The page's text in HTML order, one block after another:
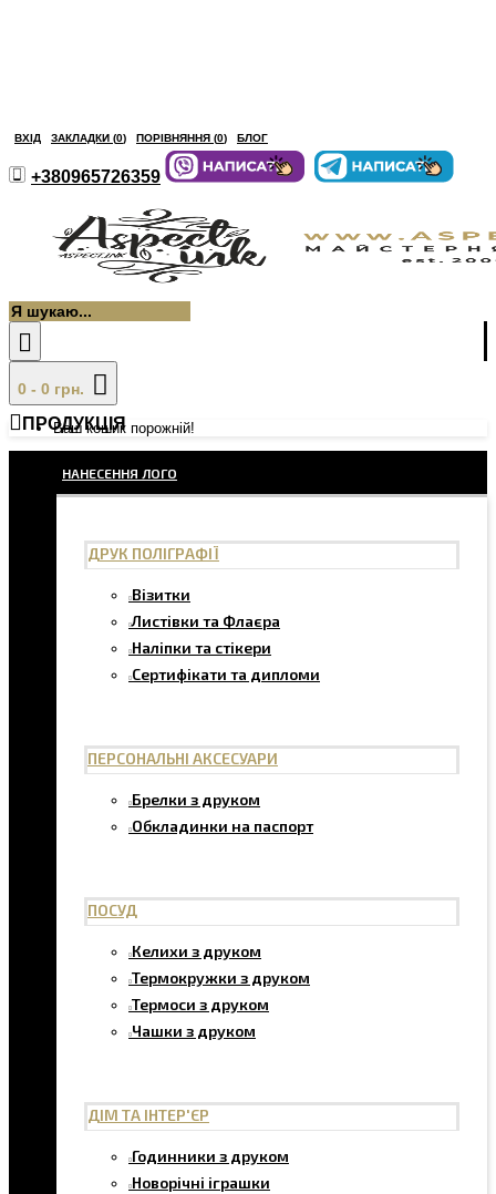
ВХІД ЗАКЛАДКИ (0) ПОРІВНЯННЯ (0) БЛОГ
+380965726359
0 - 0 грн.
Ваш кошик порожній!
ПРОДУКЦІЯ
НАНЕСЕННЯ ЛОГО
ДРУК ПОЛІГРАФІЇ
Візитки
Листівки та Флаєра
Наліпки та стікери
Сертифікати та дипломи
ПЕРСОНАЛЬНІ АКСЕСУАРИ
Брелки з друком
Обкладинки на паспорт
ПОСУД
Келихи з друком
Термокружки з друком
Термоси з друком
Чашки з друком
ДІМ ТА ІНТЕР'ЄР
Годинники з друком
Новорічні іграшки